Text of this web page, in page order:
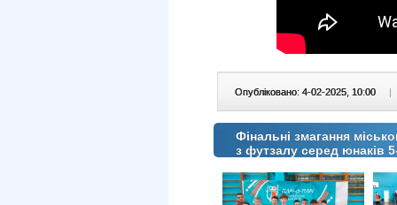
Опубліковано: 4-02-2025, 10:00 |
Фінальні змагання
з футзалу серед юнаків